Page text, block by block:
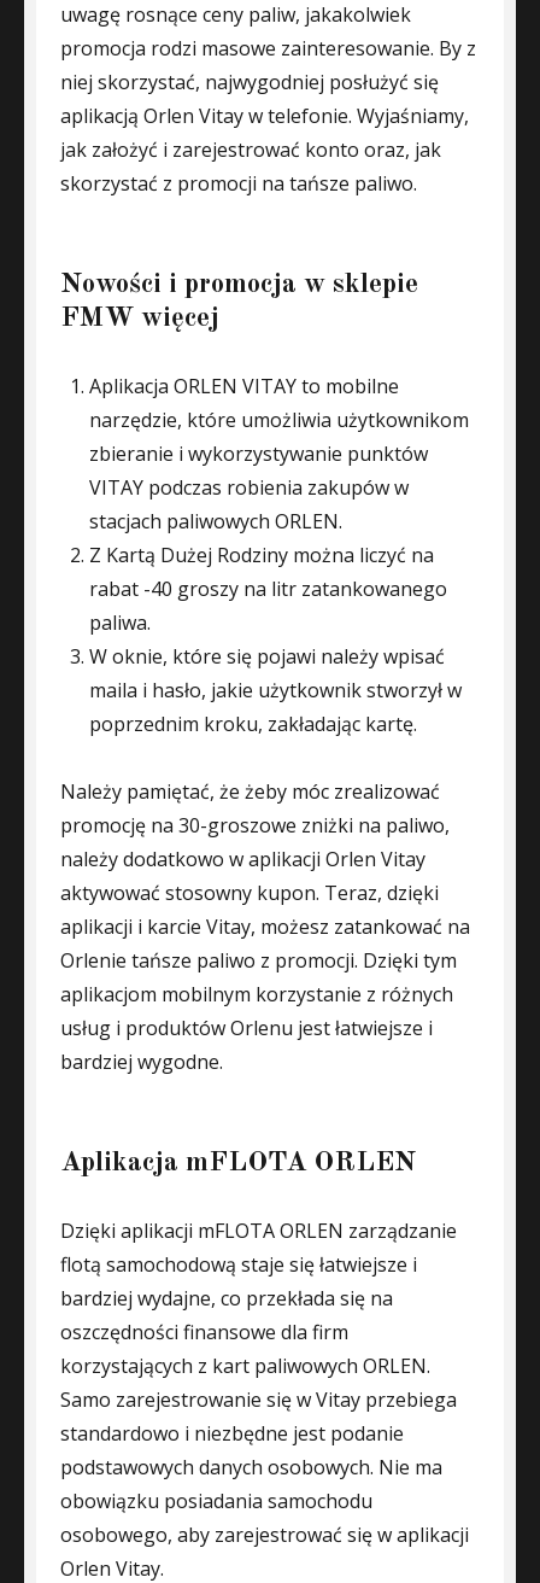
uwagę rosnące ceny paliw, jakakolwiek
promocja rodzi masowe zainteresowanie. By z
niej skorzystać, najwygodniej posłużyć się
aplikacją Orlen Vitay w telefonie. Wyjaśniamy,
jak założyć i zarejestrować konto oraz, jak
skorzystać z promocji na tańsze paliwo.
Nowości i promocja w sklepie
FMW więcej
Aplikacja ORLEN VITAY to mobilne
narzędzie, które umożliwia użytkownikom
zbieranie i wykorzystywanie punktów
VITAY podczas robienia zakupów w
stacjach paliwowych ORLEN.
Z Kartą Dużej Rodziny można liczyć na
rabat -40 groszy na litr zatankowanego
paliwa.
W oknie, które się pojawi należy wpisać
maila i hasło, jakie użytkownik stworzył w
poprzednim kroku, zakładając kartę.
Należy pamiętać, że żeby móc zrealizować
promocję na 30-groszowe zniżki na paliwo,
należy dodatkowo w aplikacji Orlen Vitay
aktywować stosowny kupon. Teraz, dzięki
aplikacji i karcie Vitay, możesz zatankować na
Orlenie tańsze paliwo z promocji. Dzięki tym
aplikacjom mobilnym korzystanie z różnych
usług i produktów Orlenu jest łatwiejsze i
bardziej wygodne.
Aplikacja mFLOTA ORLEN
Dzięki aplikacji mFLOTA ORLEN zarządzanie
flotą samochodową staje się łatwiejsze i
bardziej wydajne, co przekłada się na
oszczędności finansowe dla firm
korzystających z kart paliwowych ORLEN.
Samo zarejestrowanie się w Vitay przebiega
standardowo i niezbędne jest podanie
podstawowych danych osobowych. Nie ma
obowiązku posiadania samochodu
osobowego, aby zarejestrować się w aplikacji
Orlen Vitay.